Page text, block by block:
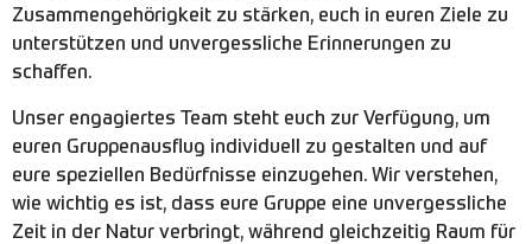
Zusammengehörigkeit zu stärken, euch in euren Ziele zu
unterstützen und unvergessliche Erinnerungen zu
schaffen.
Unser engagiertes Team steht euch zur Verfügung, um
euren Gruppenausflug individuell zu gestalten und auf
eure speziellen Bedürfnisse einzugehen. Wir verstehen,
wie wichtig es ist, dass eure Gruppe eine unvergessliche
Zeit in der Natur verbringt, während gleichzeitig Raum für